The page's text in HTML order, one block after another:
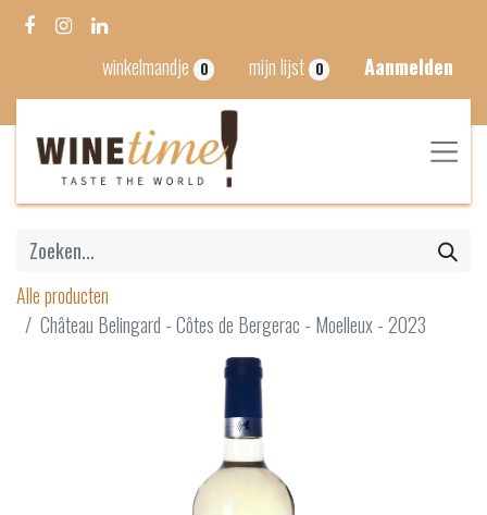
winkelmandje 0 mijn lijst 0 Aanmelden
Alle producten
Château Belingard - Côtes de Bergerac - Moelleux - 2023